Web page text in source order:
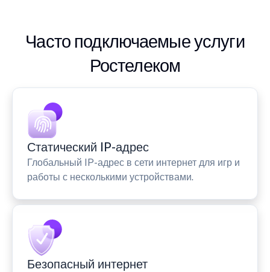
Часто подключаемые услуги
Ростелеком
Статический IP-адрес
Глобальный IP-адрес в сети интернет для игр и
работы с несколькими устройствами.
Безопасный интернет